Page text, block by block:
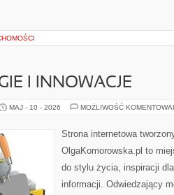
I INNOWACJE
MAJ - 10 - 2026 MOŻLIWOŚĆ
Strona internetowa
OlgaKomorowska.pl to
do stylu życia, inspiracji
informacji. Odwiedzający